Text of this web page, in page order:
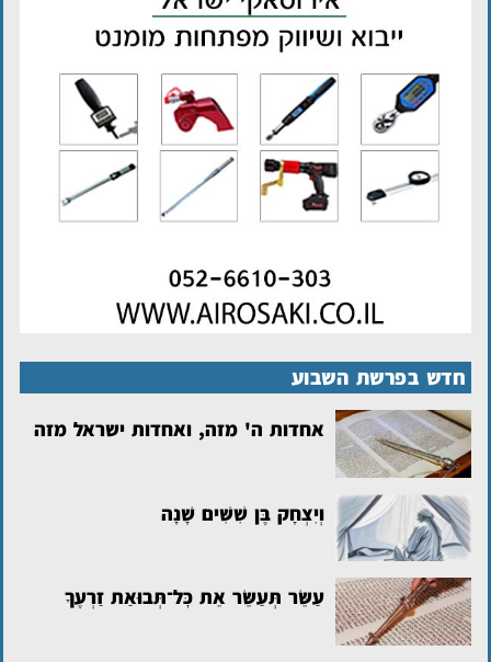
חדש בפרשת השבוע
אחדות ה' מזה, ואחדות ישראל מזה
וְיִצְחָק בֶּן שִׁשִּׁים שָׁנָה
עַשֵּׂר תְּעַשֵּׂר אֵת כׇּל־תְּבוּאַת זַרְעֶךָ